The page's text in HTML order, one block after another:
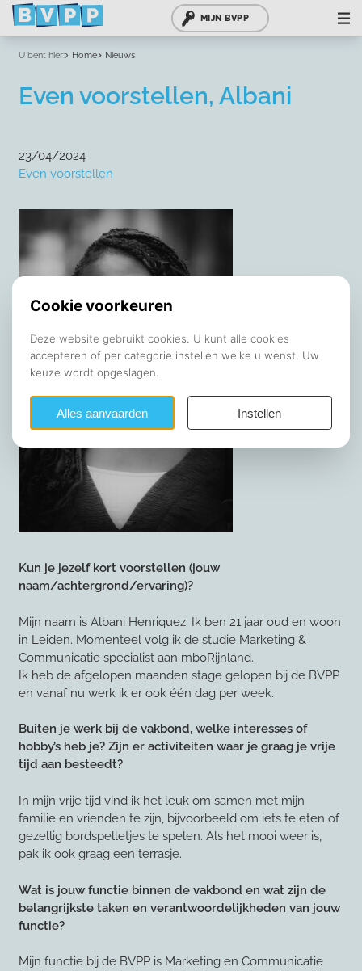
MIJN BVPP
U bent hier: Home Nieuws
Even voorstellen, Albani
23/04/2024
Even voorstellen
Kun je jezelf kort voorstellen (jouw
naam/achtergrond/ervaring)?
Mijn naam is Albani Henriquez. Ik ben 21 jaar oud en woon
in Leiden. Momenteel volg ik de studie Marketing &
Communicatie specialist aan mboRijnland.
Ik heb de afgelopen maanden stage gelopen bij de BVPP
en vanaf nu werk ik er ook één dag per week.
Buiten je werk bij de vakbond, welke interesses of
hobby’s heb je? Zijn er activiteiten waar je graag je vrije
tijd aan besteedt?
In mijn vrije tijd vind ik het leuk om samen met mijn
familie en vrienden te zijn, bijvoorbeeld om iets te eten of
gezellig bordspelletjes te spelen. Als het mooi weer is,
pak ik ook graag een terrasje.
Wat is jouw functie binnen de vakbond en wat zijn de
belangrijkste taken en verantwoordelijkheden van jouw
functie?
Mijn functie bij de BVPP is Marketing en Communicatie